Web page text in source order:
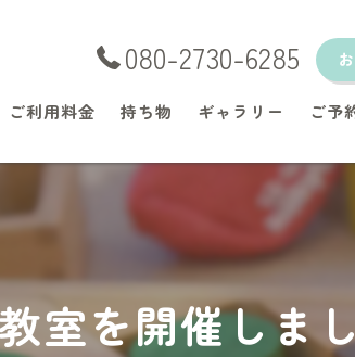
080-2730-6285
ご利用料金 持ち物 ギャラリー ご予
室を開催しま